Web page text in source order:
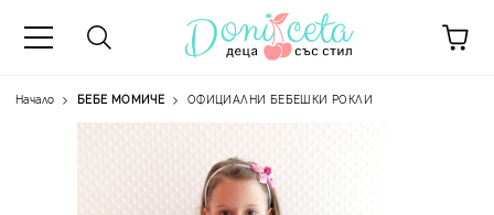
Начало БЕБЕ МОМИЧЕ ОФИЦИАЛНИ БЕБЕШКИ РОКЛИ